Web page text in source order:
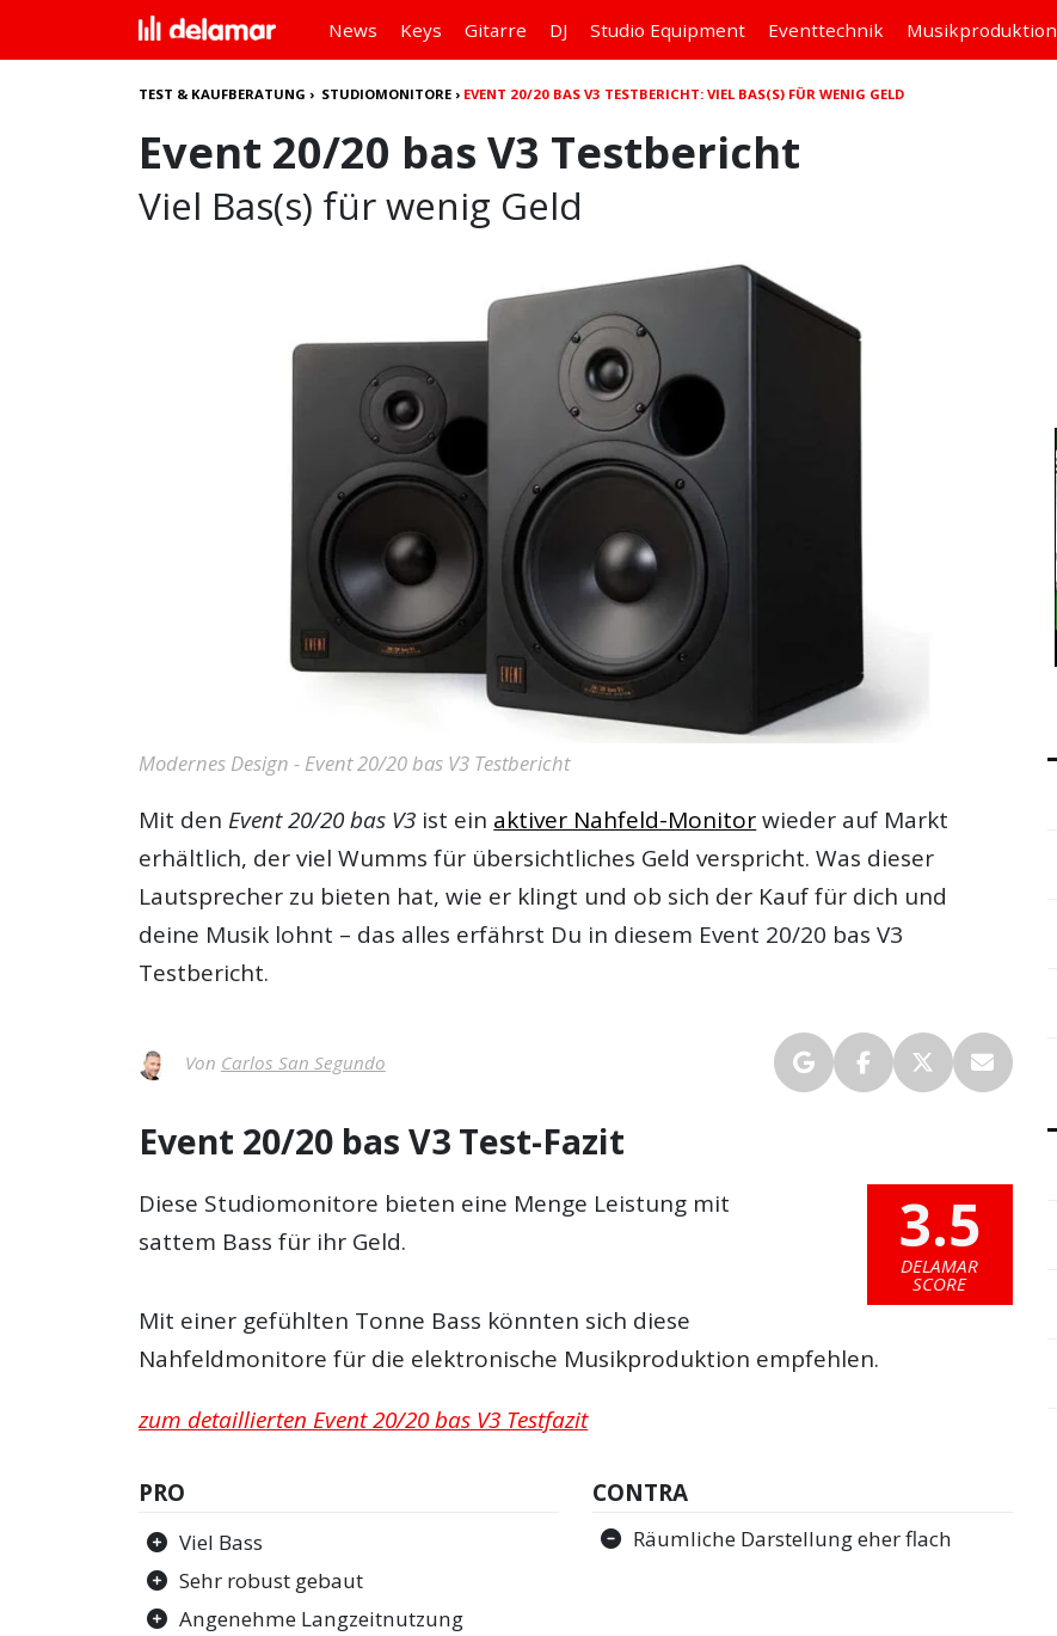
News Keys Gitarre DJ Studio Equipment Eventtechnik Musikproduktion
TEST & KAUFBERATUNG › STUDIOMONITORE › EVENT 20/20 BAS V3 TESTBERICHT: VIEL BAS(S) FÜR WENIG GELD
Event 20/20 bas V3 Testbericht
Viel Bas(s) für wenig Geld
Modernes Design - Event 20/20 bas V3 Testbericht
Mit den Event 20/20 bas V3 ist ein aktiver Nahfeld-Monitorwieder auf Markt
erhältlich, der viel Wumms für übersichtliches Geld verspricht. Was dieser
Lautsprecher zu bieten hat, wie er klingt und ob sich der Kauf für dich und
deine Musik lohnt – das alles erfährst Du in diesem Event 20/20 bas V3
Testbericht.
Von Carlos San Segundo
Event 20/20 bas V3 Test-Fazit
3.5
DELAMAR
SCORE
Diese Studiomonitore bieten eine Menge Leistung mit
sattem Bass für ihr Geld.
Mit einer gefühlten Tonne Bass könnten sich diese
Nahfeldmonitore für die elektronische Musikproduktion empfehlen.
zum detaillierten Event 20/20 bas V3 Testfazit
PRO
Viel Bass
Sehr robust gebaut
Angenehme Langzeitnutzung
CONTRA
Räumliche Darstellung eher flach